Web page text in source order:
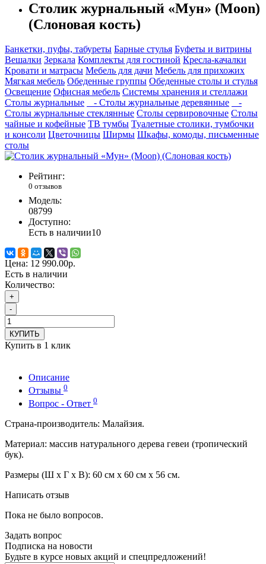
Столик журнальный «Мун» (Moon)
(Слоновая кость)
Банкетки, пуфы, табуреты Барные стулья Буфеты и витрины
Вешалки Зеркала Комплекты для гостиной Кресла-качалки
Кровати и матрасы Мебель для дачи Мебель для прихожих
Мягкая мебель Обеденные группы Обеденные столы и стулья
Освещение Офисная мебель Системы хранения и стеллажи
Столы журнальные
- Столы журнальные деревянные
-
Столы журнальные стеклянные Столы сервировочные Столы
чайные и кофейные ТВ тумбы Туалетные столики, тумбочки
и консоли Цветочницы Ширмы Шкафы, комоды, письменные
столы
Рейтинг:
0 отзывов
Модель:
08799
Доступно:
Есть в наличии10
Цена: 12 990.00р.
Есть в наличии
Количество:
+
-
КУПИТЬ
Купить в 1 клик
Описание
Отзывы 0
Вопрос - Ответ 0
Страна-производитель: Малайзия.
Материал: массив натурального дерева гевеи (тропический
бук).
Размеры (Ш x Г x В): 60 см x 60 см x 56 см.
Написать отзыв
Пока не было вопросов.
Задать вопрос
Подписка на новости
Будьте в курсе новых акций и спецпредложений!